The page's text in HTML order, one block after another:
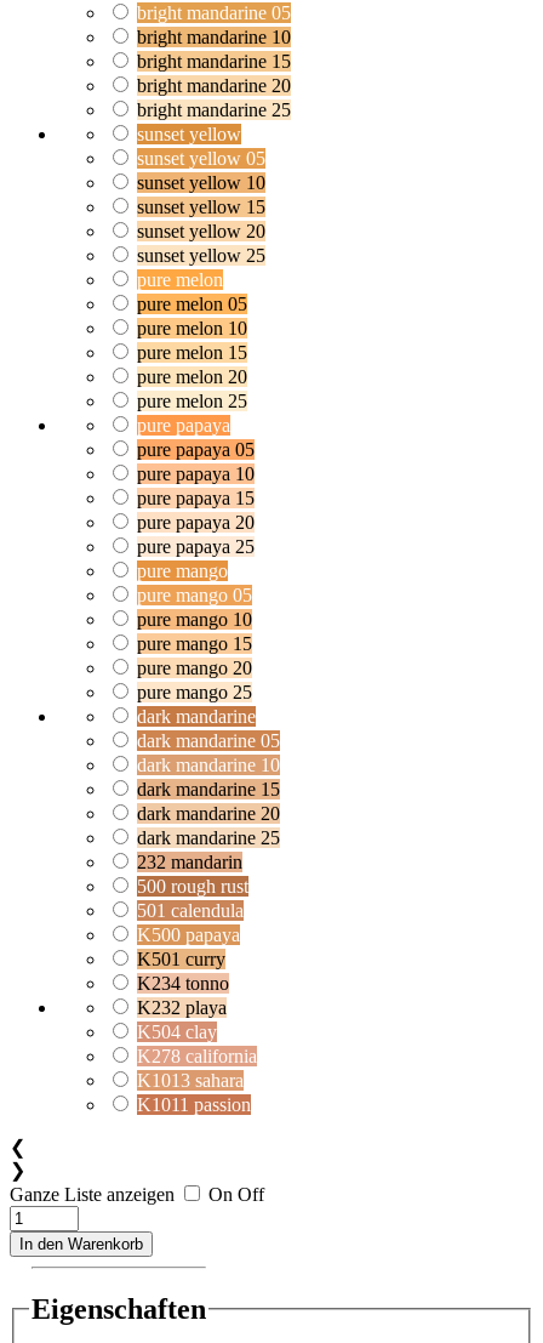
bright mandarine 05
bright mandarine 10
bright mandarine 15
bright mandarine 20
bright mandarine 25
sunset yellow
sunset yellow 05
sunset yellow 10
sunset yellow 15
sunset yellow 20
sunset yellow 25
pure melon
pure melon 05
pure melon 10
pure melon 15
pure melon 20
pure melon 25
pure papaya
pure papaya 05
pure papaya 10
pure papaya 15
pure papaya 20
pure papaya 25
pure mango
pure mango 05
pure mango 10
pure mango 15
pure mango 20
pure mango 25
dark mandarine
dark mandarine 05
dark mandarine 10
dark mandarine 15
dark mandarine 20
dark mandarine 25
232 mandarin
500 rough rust
501 calendula
K500 papaya
K501 curry
K234 tonno
K232 playa
K504 clay
K278 california
K1013 sahara
K1011 passion
❮
❯
Ganze Liste anzeigen
On Off
In den Warenkorb
Eigenschaften